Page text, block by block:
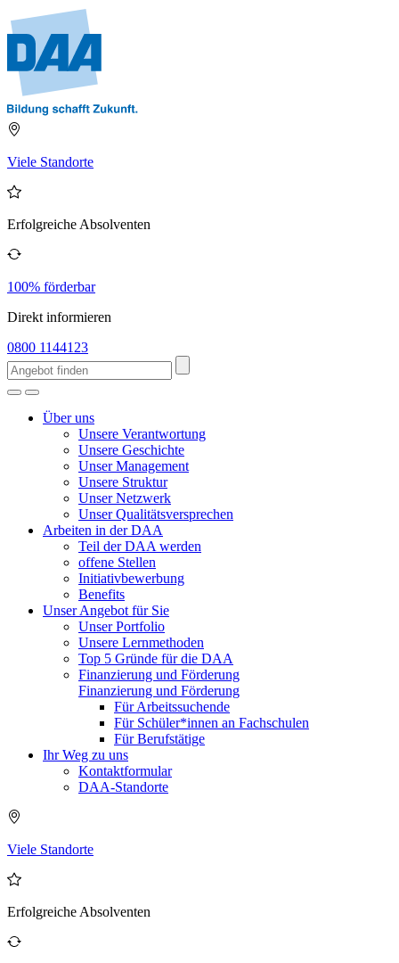
Viele Standorte
Erfolgreiche Absolventen
100% förderbar
Direkt informieren
0800 1144123
Über uns
Unsere Verantwortung
Unsere Geschichte
Unser Management
Unsere Struktur
Unser Netzwerk
Unser Qualitätsversprechen
Arbeiten in der DAA
Teil der DAA werden
offene Stellen
Initiativbewerbung
Benefits
Unser Angebot für Sie
Unser Portfolio
Unsere Lernmethoden
Top 5 Gründe für die DAA
Finanzierung und Förderung
Finanzierung und Förderung
Für Arbeitssuchende
Für Schüler*innen an Fachschulen
Für Berufstätige
Ihr Weg zu uns
Kontaktformular
DAA-Standorte
Viele Standorte
Erfolgreiche Absolventen